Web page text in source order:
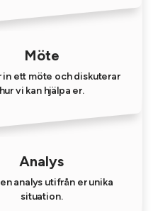
Möte
in ett möte och diskuterar
hur vi kan hjälpa er.
Analys
analys utifrån er unika
situation.